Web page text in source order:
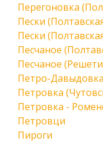
Перегоновка
Пески
Пески
Песчаное
Песчаное
Петро-Давыдовка
Петровка
Петровка -
Петровци
Пироги